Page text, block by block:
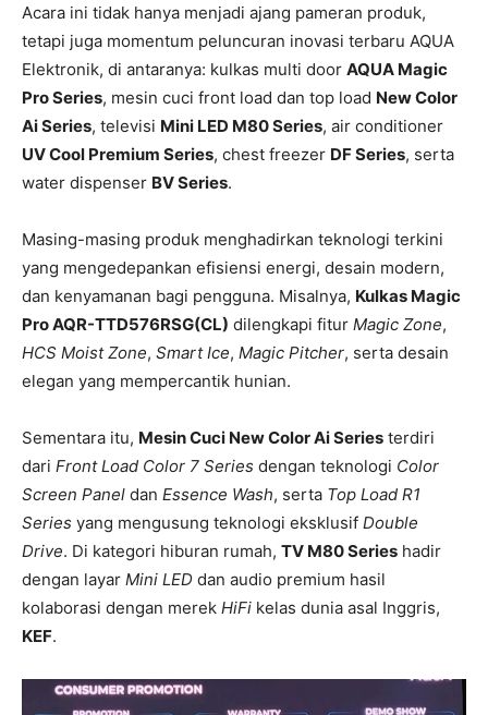
Acara ini tidak hanya menjadi ajang pameran produk,
tetapi juga momentum peluncuran inovasi terbaru AQUA
Elektronik, di antaranya: kulkas multi door AQUA Magic
Pro Series, mesin cuci front load dan top load New Color
Ai Series, televisi Mini LED M80 Series, air conditioner
UV Cool Premium Series, chest freezer DF Series, serta
water dispenser BV Series.
Masing-masing produk menghadirkan teknologi terkini
yang mengedepankan efisiensi energi, desain modern,
dan kenyamanan bagi pengguna. Misalnya, Kulkas Magic
Pro AQR-TTD576RSG(CL) dilengkapi fitur Magic Zone,
HCS Moist Zone, Smart Ice, Magic Pitcher, serta desain
elegan yang mempercantik hunian.
Sementara itu, Mesin Cuci New Color Ai Series terdiri
dari Front Load Color 7 Series dengan teknologi Color
Screen Panel dan Essence Wash, serta Top Load R1
Series yang mengusung teknologi eksklusif Double
Drive. Di kategori hiburan rumah, TV M80 Series hadir
dengan layar Mini LED dan audio premium hasil
kolaborasi dengan merek HiFi kelas dunia asal Inggris,
KEF.